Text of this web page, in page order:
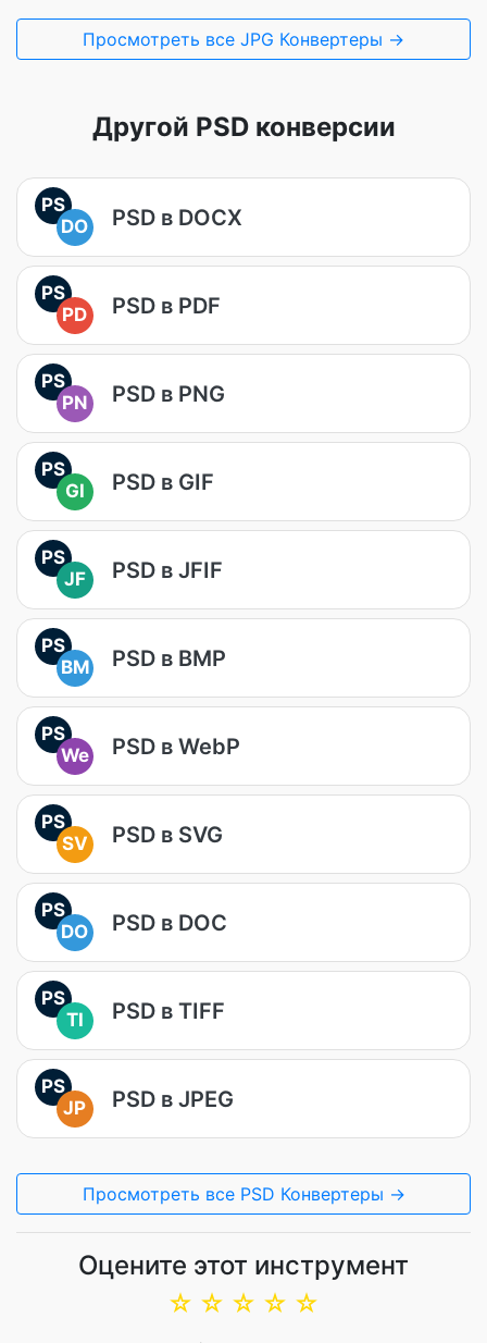
Просмотреть все JPG Конвертеры →
Другой PSD конверсии
PS
DO
PSD в DOCX
PS
PD
PSD в PDF
PS
PN
PSD в PNG
PS
GI
PSD в GIF
PS
JF
PSD в JFIF
PS
BM
PSD в BMP
PS
We
PSD в WebP
PS
SV
PSD в SVG
PS
DO
PSD в DOC
PS
TI
PSD в TIFF
PS
JP
PSD в JPEG
Просмотреть все PSD Конвертеры →
Оцените этот инструмент
☆
☆
☆
☆
☆